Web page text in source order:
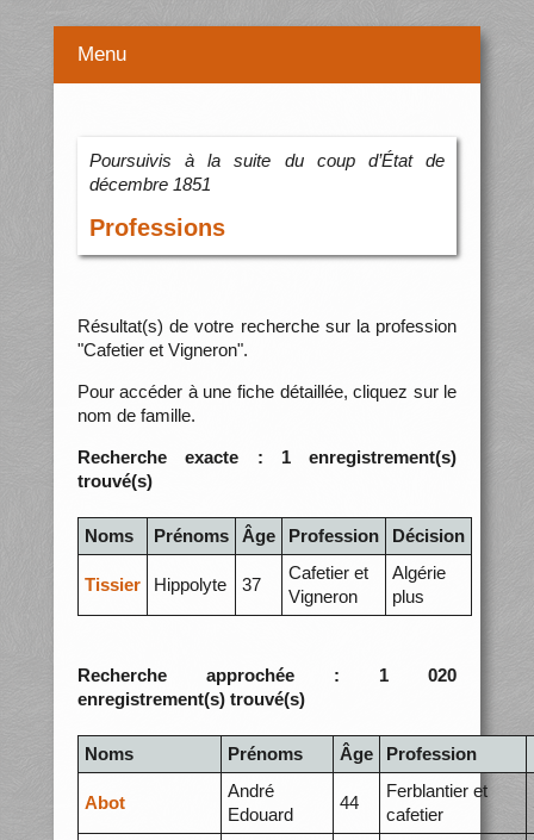
Menu
Poursuivis à la suite du coup d’État de
décembre 1851
Professions
Résultat(s) de votre recherche sur la profession
"Cafetier et Vigneron".
Pour accéder à une fiche détaillée, cliquez sur le
nom de famille.
Recherche exacte : 1 enregistrement(s)
trouvé(s)
Noms Prénoms Âge Profession Décision
Tissier Hippolyte 37
Cafetier et
Vigneron
Algérie
plus
Recherche approchée : 1 020
enregistrement(s) trouvé(s)
Noms Prénoms Âge Profession
Abot
André
Edouard
44
Ferblantier et
cafetier